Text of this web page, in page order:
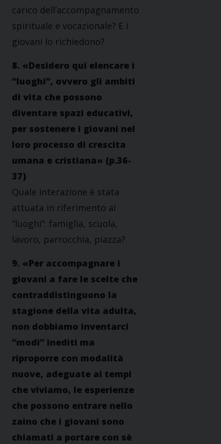
carico dell’accompagnamento
spirituale e vocazionale? E i
giovani lo richiedono?
8. «Desidero qui elencare i
“luoghi”, ovvero gli ambiti
di vita che possono
diventare spazi educativi,
per sostenere i giovani nel
loro processo di crescita
umana e cristiana» (p.36-
37)
Quale interazione è stata
attuata in riferimento ai
“luoghi”: famiglia, scuola,
lavoro, parrocchia, piazza?
9. «Per accompagnare i
giovani a fare le scelte che
contraddistinguono la
stagione della vita adulta,
non dobbiamo inventarci
“modi” inediti ma
riproporre con modalità
nuove, adeguate ai tempi
che viviamo, le esperienze
che possono entrare nello
zaino che i giovani sono
chiamati a portare con sè